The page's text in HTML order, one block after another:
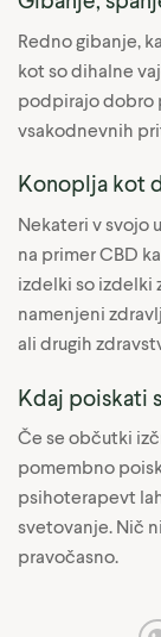
Redno gibanje,
kot so dihalne
podpirajo dobro
vsakodnevnih
Konoplja kot
Nekateri v svojo
na primer CBD
izdelki so izdelki
namenjeni
ali drugih
Kdaj poiskati
Če se občutki
pomembno
psihoterapevt
svetovanje. Nič
pravočasno.